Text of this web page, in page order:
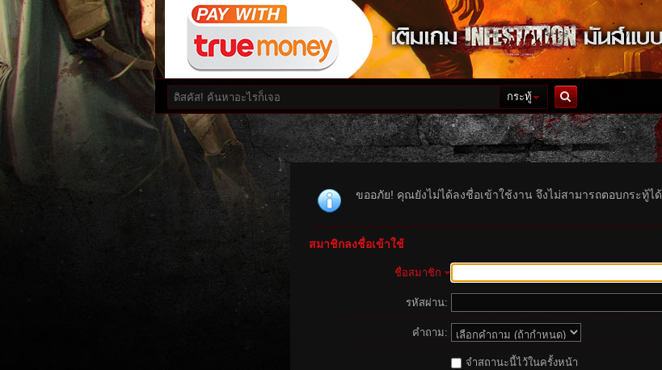
กระทู้
ค้นหา
ขออภัย! คุณยังไม่ได้ลงชื่อเข้าใช้งาน จึงไม่สามารถตอบกระทู้ได้
สมาชิกลงชื่อเข้าใช้
ชื่อสมาชิก
รหัสผ่าน:
คำถาม:
จำสถานะนี้ไว้ในครั้งหน้า